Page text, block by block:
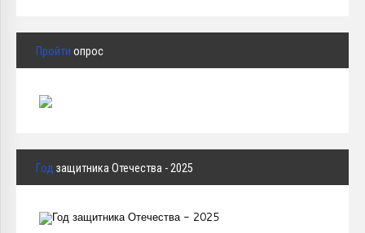
Пройти опрос
Год защитника Отечества - 2025